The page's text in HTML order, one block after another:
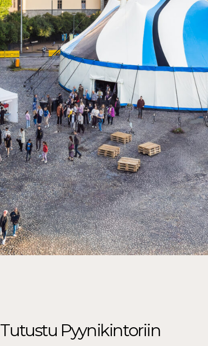
Tutustu Pyynikintoriin